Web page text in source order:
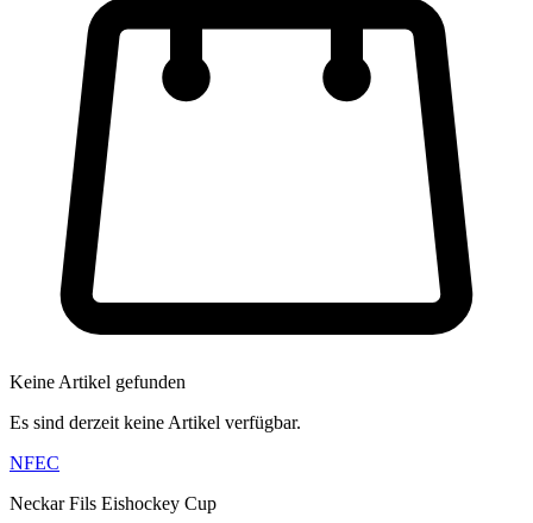
Keine Artikel gefunden
Es sind derzeit keine Artikel verfügbar.
NFEC
Neckar Fils Eishockey Cup